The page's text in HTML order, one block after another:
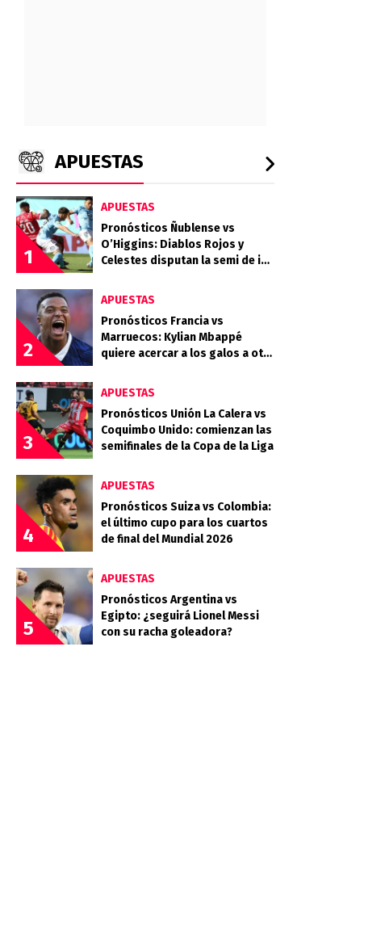
APUESTAS
1
APUESTAS
Pronósticos Ñublense vs
O’Higgins: Diablos Rojos y
Celestes disputan la semi de ida
2
APUESTAS
Pronósticos Francia vs
Marruecos: Kylian Mbappé
quiere acercar a los galos a otra
3
APUESTAS
Pronósticos Unión La Calera vs
Coquimbo Unido: comienzan las
semifinales de la Copa de la Liga
4
APUESTAS
Pronósticos Suiza vs Colombia:
el último cupo para los cuartos
de final del Mundial 2026
5
APUESTAS
Pronósticos Argentina vs
Egipto: ¿seguirá Lionel Messi
con su racha goleadora?